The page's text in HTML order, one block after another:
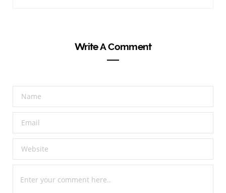
Write A Comment